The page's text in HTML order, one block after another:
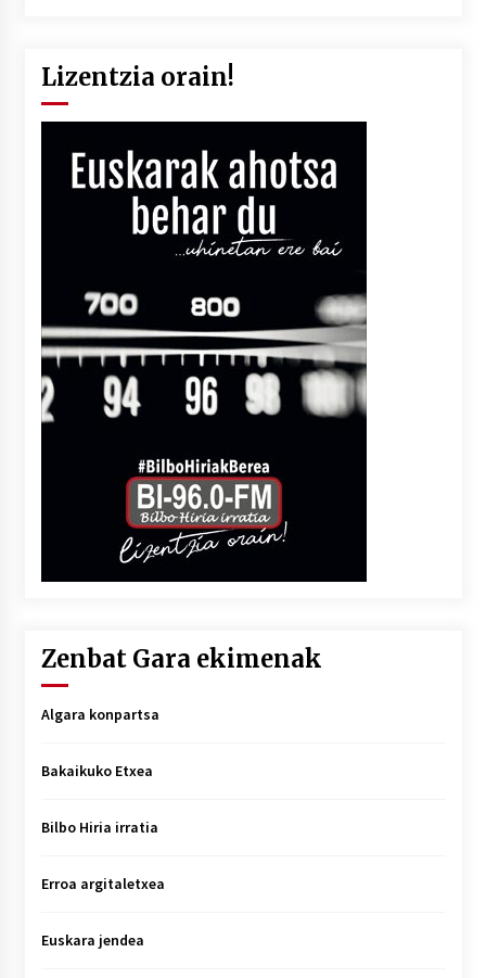
Lizentzia orain!
Zenbat Gara ekimenak
Algara konpartsa
Bakaikuko Etxea
Bilbo Hiria irratia
Erroa argitaletxea
Euskara jendea